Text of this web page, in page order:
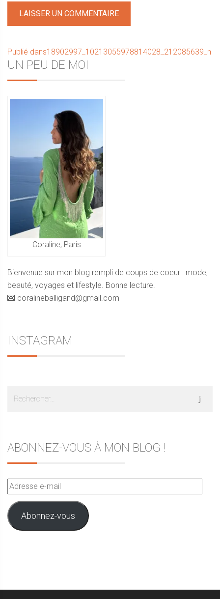
Navigation
de
Publié dans18902997_10213055978814028_212085639_n
Sidebar
UN PEU DE MOI
Coraline, Paris
Bienvenue sur mon blog rempli de coups de coeur : mode,
beauté, voyages et lifestyle. Bonne lecture.
💌 coralineballigand@gmail.com
INSTAGRAM
ABONNEZ-VOUS À MON BLOG !
Adresse
e-
mail
Abonnez-vous